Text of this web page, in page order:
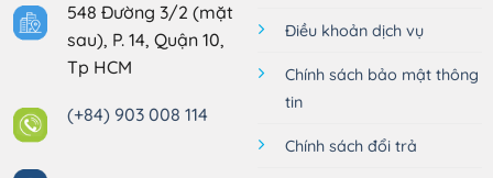
548 Đường 3/2 (mặt
sau), P. 14, Quận 10,
Tp HCM
(+84) 903 008 114
Điều khoản dịch vụ
Chính sách bảo mật thông
tin
Chính sách đổi trả